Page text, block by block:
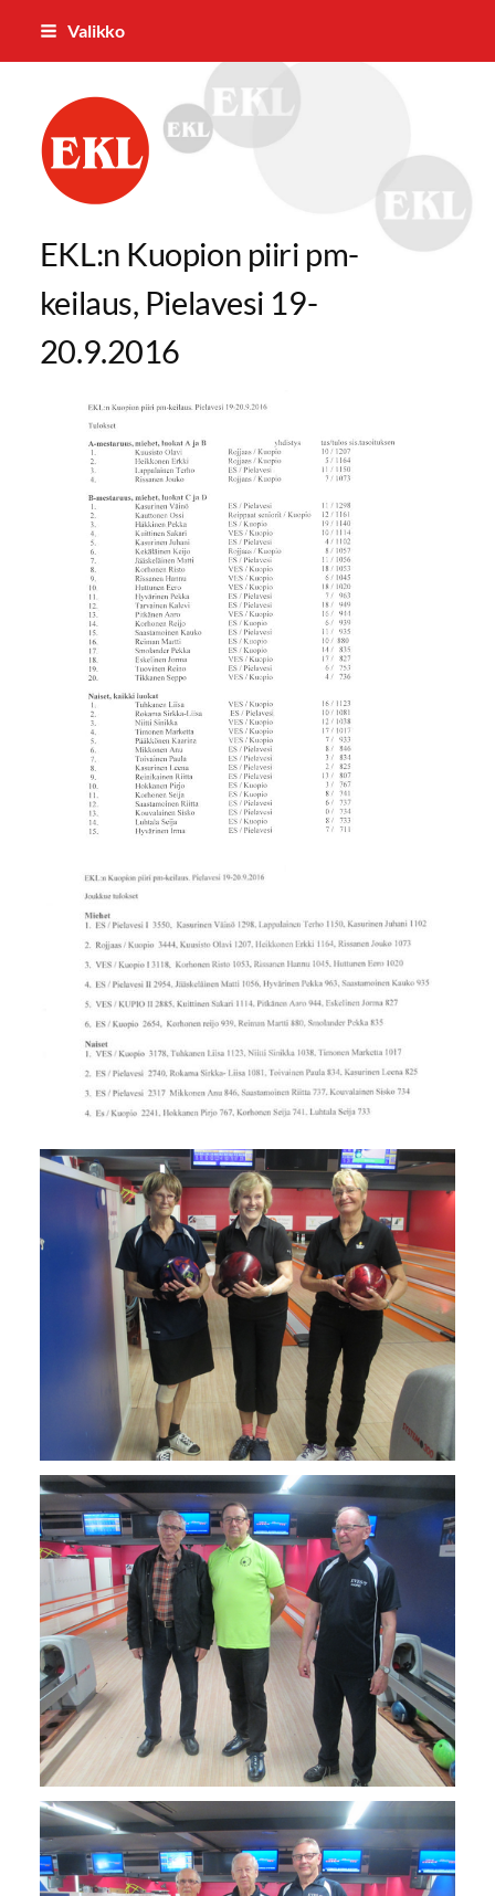
Siirry
Valikko
Pielaveden Eläkkeensaajat ry
EKL:n Kuopion piiri pm-
keilaus, Pielavesi 19-
20.9.2016